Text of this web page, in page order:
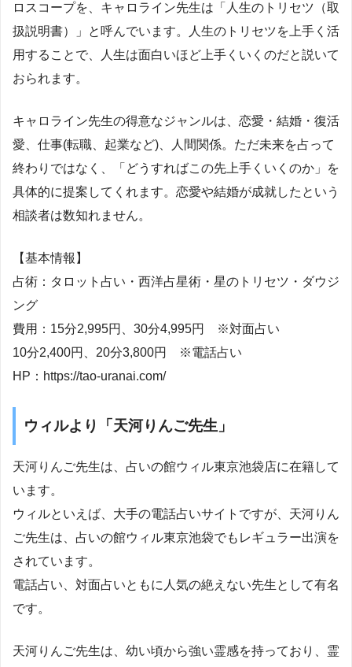
ロスコープを、キャロライン先生は「人生のトリセツ（取
扱説明書）」と呼んでいます。人生のトリセツを上手く活
用することで、人生は面白いほど上手くいくのだと説いて
おられます。
キャロライン先生の得意なジャンルは、恋愛・結婚・復活
愛、仕事(転職、起業など)、人間関係。ただ未来を占って
終わりではなく、「どうすればこの先上手くいくのか」を
具体的に提案してくれます。恋愛や結婚が成就したという
相談者は数知れません。
【基本情報】
占術：タロット占い・西洋占星術・星のトリセツ・ダウジ
ング
費用：15分2,995円、30分4,995円 ※対面占い
10分2,400円、20分3,800円 ※電話占い
HP：https://tao-uranai.com/
ウィルより「天河りんご先生」
天河りんご先生は、占いの館ウィル東京池袋店に在籍して
います。
ウィルといえば、大手の電話占いサイトですが、天河りん
ご先生は、占いの館ウィル東京池袋でもレギュラー出演を
されています。
電話占い、対面占いともに人気の絶えない先生として有名
です。
天河りんご先生は、幼い頃から強い霊感を持っており、霊